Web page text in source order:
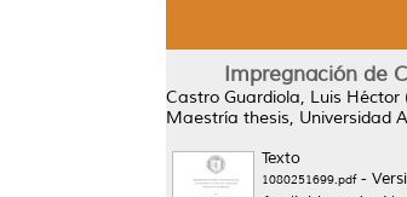
Impregnación de
Castro Guardiola, Luis Héctor
Maestría thesis, Universidad
Texto
1080251699.pdf-